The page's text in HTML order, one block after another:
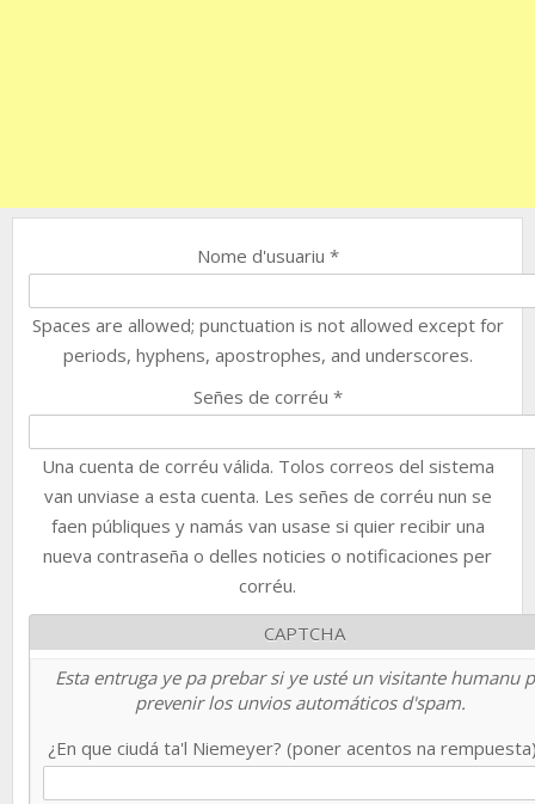
Nome d'usuariu *
Spaces are allowed; punctuation is not allowed except for
periods, hyphens, apostrophes, and underscores.
Señes de corréu *
Una cuenta de corréu válida. Tolos correos del sistema
van unviase a esta cuenta. Les señes de corréu nun se
faen públiques y namás van usase si quier recibir una
nueva contraseña o delles noticies o notificaciones per
corréu.
CAPTCHA
Esta entruga ye pa prebar si ye usté un visitante humanu
prevenir los unvios automáticos d'spam.
¿En que ciudá ta'l Niemeyer? (poner acentos na